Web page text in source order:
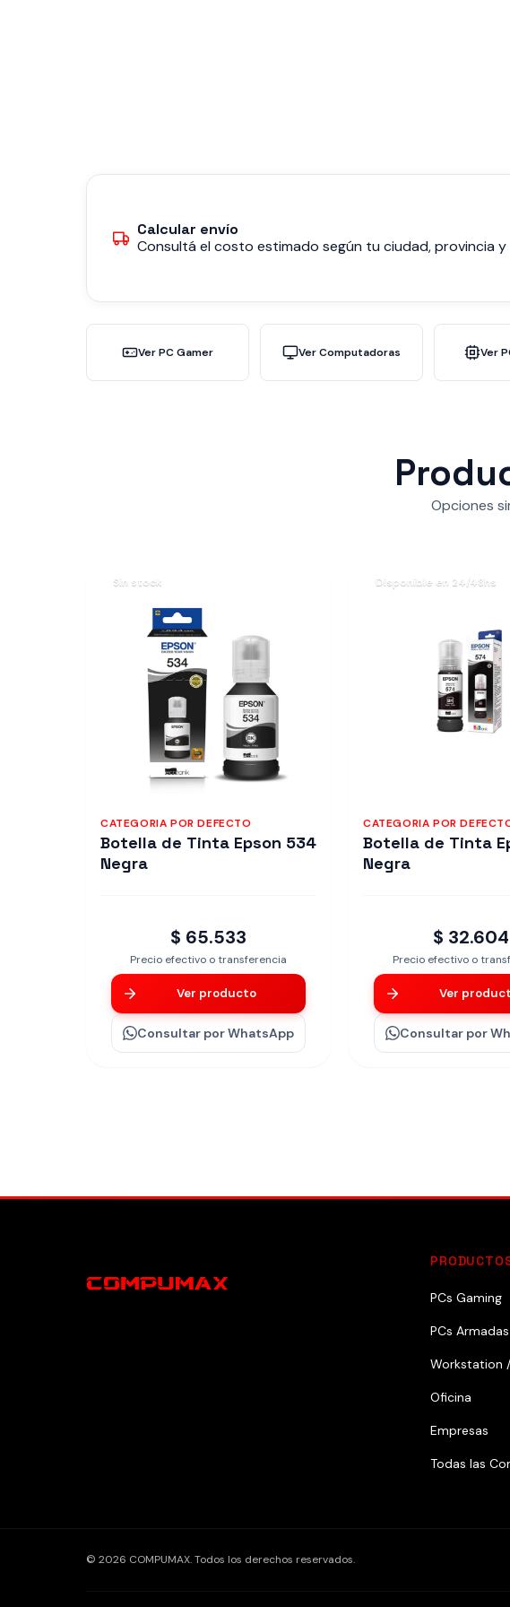
Calcular envío
Consultá el costo estimado según tu ciudad, provincia
Ver PC Gamer Ver Computadoras Ver
Opciones
Sin stock
CATEGORIA POR DEFECTO
Botella de Tinta Epson 534
Negra
$ 65.533
Precio efectivo o transferencia
Ver producto
Consultar por WhatsApp
Disponible en 24/48hs
CATEGORIA POR
Botella de Tinta
Negra
$ 32.604
Precio efectivo o
Ver
Consultar por
PCs Gaming
PCs Armadas
Workstation
Oficina
Empresas
Todas las
© 2026 COMPUMAX. Todos los derechos reservados.